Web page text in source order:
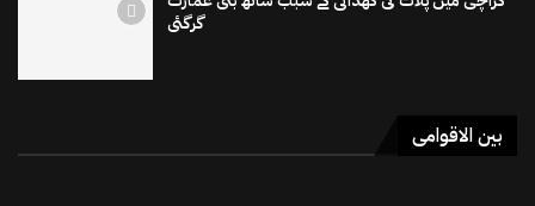
گرگئی
بین الاقوامی